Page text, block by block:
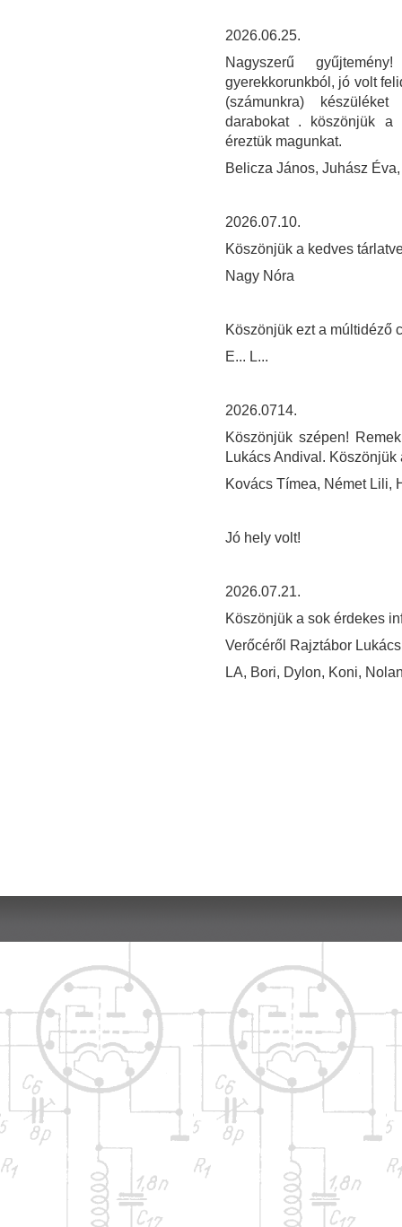
2026.06.25.
Nagyszerű
gyerekkorunkból, jó volt
(számunkra)
darabokat . köszönjük a
éreztük magunkat.
Belicza János, Juhász
2026.07.10.
Köszönjük a kedves
Nagy Nóra
Köszönjük ezt a múltidéző
E... L...
2026.0714.
Köszönjük szépen!
Lukács Andival. Köszönjük
Kovács Tímea, Német Lili,
Jó hely volt!
2026.07.21.
Köszönjük a sok érdekes
Verőcéről Rajztábor
LA, Bori, Dylon, Koni,